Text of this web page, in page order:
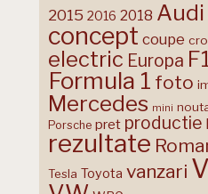
2015 2016 2018 Audi
concept coupe
electric Europa
Formula 1 foto
Mercedes mini
Porsche pret productie
rezultate
Tesla Toyota vanzari